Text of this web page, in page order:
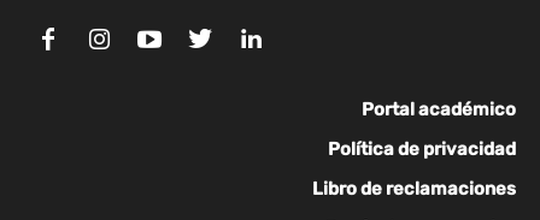
Portal académico
Política de privacidad
Libro de reclamaciones